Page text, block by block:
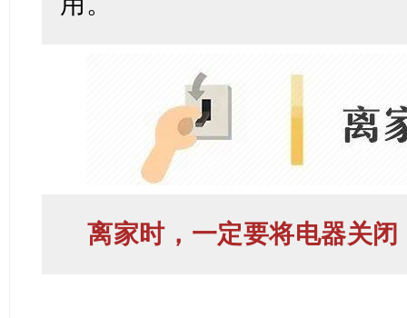
离家时，一定要将电器关